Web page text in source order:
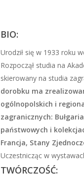
BIO:
Urodził się w 1933 roku
Rozpoczął studia na
skierowany na studia
dorobku ma
ogólnopolskich i
zagranicznych:
państwowych i
Francja, Stany
Uczestnicząc w
TWÓRCZOŚĆ: